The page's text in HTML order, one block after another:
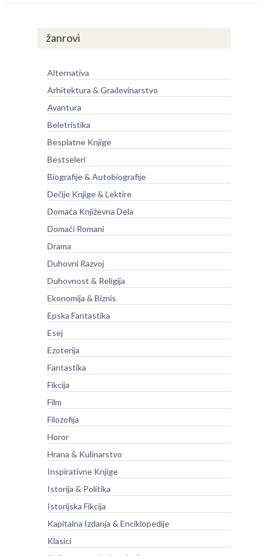
žanrovi
Alternativa
Arhitektura & Građevinarstvo
Avantura
Beletristika
Besplatne Knjige
Bestseleri
Biografije & Autobiografije
Dečije Knjige & Lektire
Domaća Književna Dela
Domaći Romani
Drama
Duhovni Razvoj
Duhovnost & Religija
Ekonomija & Biznis
Epska Fantastika
Esej
Ezoterija
Fantastika
Fikcija
Film
Filozofija
Horor
Hrana & Kulinarstvo
Inspirativne Knjige
Istorija & Politika
Istorijska Fikcija
Kapitalna Izdanja & Enciklopedije
Klasici